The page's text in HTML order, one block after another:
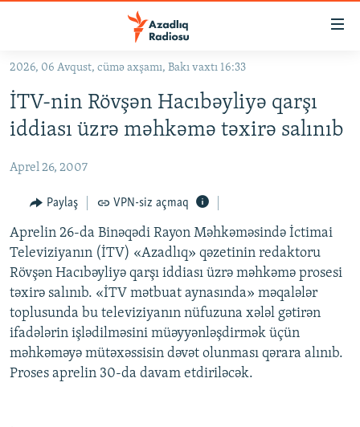
Əsas
qayıt
Əsas
qayıt
#ƏSLINDƏ
FƏRQƏ BAX
QANUNI DOĞRU
ARAŞDIRMA
MULTIMEDIA
VIDEO
FOTOQALEREYA
İNFOQRAFIKA
RADIO ARXIV
OXU ZALI
AZƏRBAYCAN ƏDƏBIYYATI KITABXANASI
HAQQIMIZDA
MISSIYAMIZ
2026, 06 Avqust, cümə axşamı, Bakı vaxtı 16:33
İTV-nin Rövşən Hacıbəyliyə qarşı
iddiası üzrə məhkəmə təxirə salınıb
Aprel 26, 2007
Paylaş VPN-siz açmaq
Aprelin 26-da Binəqədi Rayon Məhkəməsində İctimai
Televiziyanın (İTV) «Azadlıq» qəzetinin redaktoru
Rövşən Hacıbəyliyə qarşı iddiası üzrə məhkəmə prosesi
təxirə salınıb. «İTV mətbuat aynasında» məqalələr
toplusunda bu televiziyanın nüfuzuna xələl gətirən
ifadələrin işlədilməsini müəyyənləşdirmək üçün
məhkəməyə mütəxəssisin dəvət olunması qərara alınıb.
Proses aprelin 30-da davam etdiriləcək.